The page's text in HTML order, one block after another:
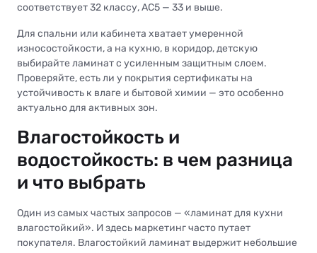
соответствует 32 классу, AC5 — 33 и выше.
Для спальни или кабинета хватает умеренной
износостойкости, а на кухню, в коридор, детскую
выбирайте ламинат с усиленным защитным слоем.
Проверяйте, есть ли у покрытия сертификаты на
устойчивость к влаге и бытовой химии — это особенно
актуально для активных зон.
Влагостойкость и
водостойкость: в чем разница
и что выбрать
Один из самых частых запросов — «ламинат для кухни
влагостойкий». И здесь маркетинг часто путает
покупателя. Влагостойкий ламинат выдержит небольшие